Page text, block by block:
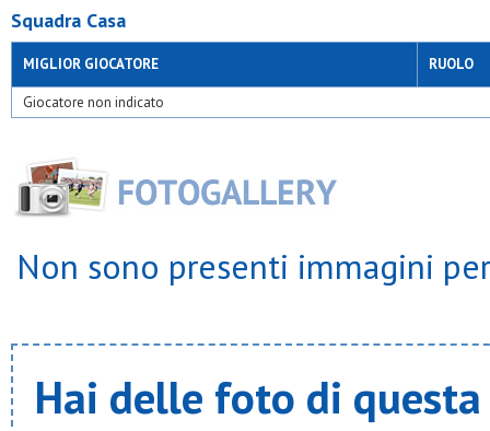
Squadra Casa
MIGLIOR GIOCATORE RUOLO
Giocatore non indicato
Non sono presenti immagini
Hai delle foto di